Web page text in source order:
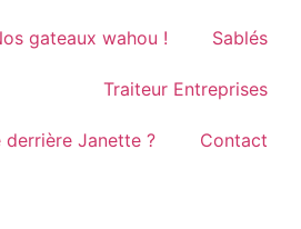
gateaux wahou ! Sablés
Traiteur Entreprises
derrière Janette ? Contact